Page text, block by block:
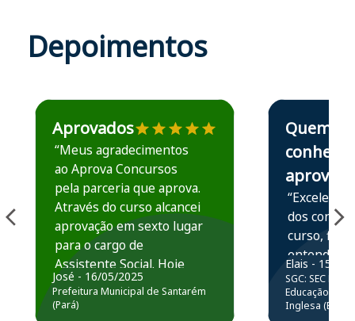
Depoimentos
Estudante José recomenda o Aprova Concursos em
Aprovados
“Meus agradecimentos
ao Aprova Concursos
pela parceria que aprova.
Através do curso alcancei
aprovação em sexto lugar
para o cargo de
Assistente Social. Hoje
estou atuando na
Prefeitura de Santarém.
José - 16/05/2025
Prefeitura Municipal de Santarém
(Pará)
Estudante Elais
Quem
conhece,
aprova
“Excelente
dos
curso,
entender e
prática
resolução
questões.”
Elais - 15/07/
SGC: SEC BA
Educação
Inglesa (Edital